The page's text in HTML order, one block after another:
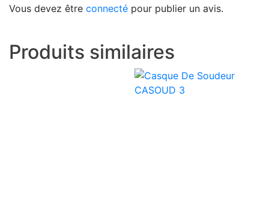
Vous devez être connecté pour publier un avis.
Produits similaires